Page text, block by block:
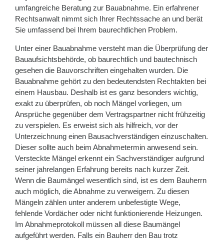
umfangreiche Beratung zur Bauabnahme. Ein erfahrener
Rechtsanwalt nimmt sich Ihrer Rechtssache an und berät
Sie umfassend bei Ihrem baurechtlichen Problem.
Unter einer Bauabnahme versteht man die Überprüfung der
Bauaufsichtsbehörde, ob baurechtlich und bautechnisch
gesehen die Bauvorschriften eingehalten wurden. Die
Bauabnahme gehört zu den bedeutendsten Rechtakten bei
einem Hausbau. Deshalb ist es ganz besonders wichtig,
exakt zu überprüfen, ob noch Mängel vorliegen, um
Ansprüche gegenüber dem Vertragspartner nicht frühzeitig
zu verspielen. Es erweist sich als hilfreich, vor der
Unterzeichnung einen Bausachverständigen einzuschalten.
Dieser sollte auch beim Abnahmetermin anwesend sein.
Versteckte Mängel erkennt ein Sachverständiger aufgrund
seiner jahrelangen Erfahrung bereits nach kurzer Zeit.
Wenn die Baumängel wesentlich sind, ist es dem Bauherrn
auch möglich, die Abnahme zu verweigern. Zu diesen
Mängeln zählen unter anderem unbefestigte Wege,
fehlende Vordächer oder nicht funktionierende Heizungen.
Im Abnahmeprotokoll müssen all diese Baumängel
aufgeführt werden. Falls ein Bauherr den Bau trotz